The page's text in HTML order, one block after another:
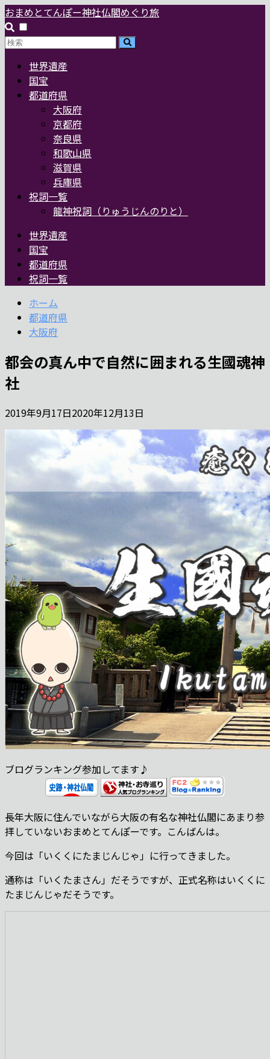
おまめとてんぽー神社仏閣めぐり旅
世界遺産
国宝
都道府県
大阪府
京都府
奈良県
和歌山県
滋賀県
兵庫県
祝詞一覧
龍神祝詞（りゅうじんのりと）
世界遺産
国宝
都道府県
祝詞一覧
ホーム
都道府県
大阪府
都会の真ん中で自然に囲まれる生國魂神
社
2019年9月17日2020年12月13日
ブログランキング参加してます♪
長年大阪に住んでいながら大阪の有名な神社仏閣にあまり参
拝していないおまめとてんぽーです。こんばんは。
今回は「いくくにたまじんじゃ」に行ってきました。
通称は「いくたまさん」だそうですが、正式名称はいくくに
たまじんじゃだそうです。